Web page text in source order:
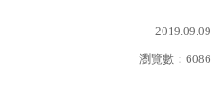
2019.09.09
瀏覽數： 6086